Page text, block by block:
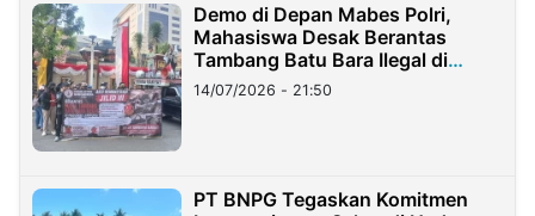
Demo di Depan Mabes Polri,
Mahasiswa Desak Berantas
Tambang Batu Bara Ilegal di
Lampung
14/07/2026 - 21:50
PT BNPG Tegaskan Komitmen